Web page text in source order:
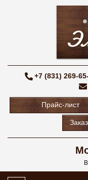
+7 (831) 269-
Прайс-лист